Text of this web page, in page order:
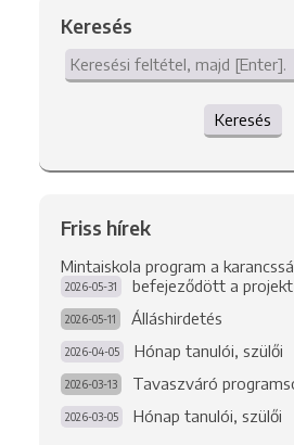
Keresés
Keresés
Friss hírek
Mintaiskola program a
befejeződött a projekt
2026-05-31
Álláshirdetés
2026-05-11
Hónap tanulói, szülői
2026-04-05
Tavaszváró
2026-03-13
Hónap tanulói, szülői
2026-03-05